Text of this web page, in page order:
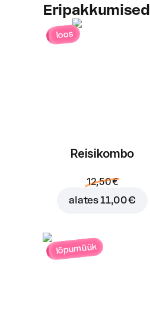
Eripakkumised
loos
Reisikombo
12,50 €
alates11,00 €
lõpumüük